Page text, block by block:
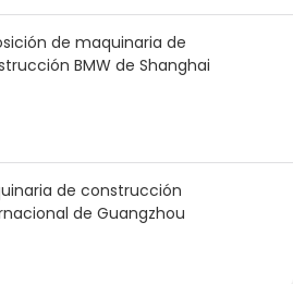
de maquinaria de
BMW de Shanghai
de construcción
de Guangzhou